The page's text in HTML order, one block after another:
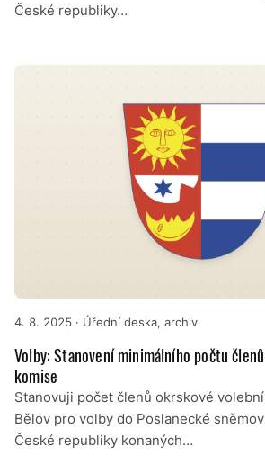
České republiky…
4. 8. 2025 · Úřední deska, archiv
Volby: Stanovení minimálního počtu
komise
Stanovuji počet členů okrskové
Bělov pro volby do Poslanecké
České republiky konaných…